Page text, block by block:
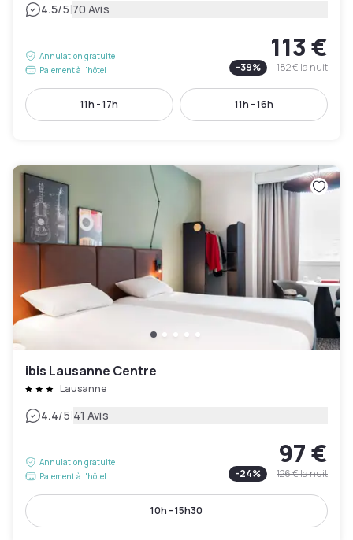
4.5/5|70 Avis
Annulation gratuite
Paiement à l'hôtel
113 €
-39% 182 €la nuit
11h - 17h 11h - 16h
ibis Lausanne Centre
Lausanne
4.4/5|41 Avis
Annulation gratuite
Paiement à l'hôtel
97 €
-24% 126 €la nuit
10h - 15h30